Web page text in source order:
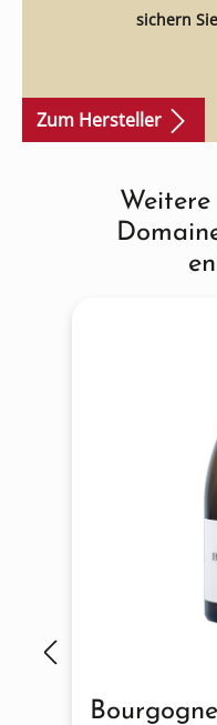
sichern
Zum Hersteller
Produktgalerie